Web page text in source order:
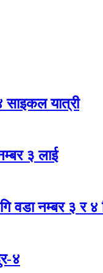
साइकल यात्री
३ लाई
वडा नम्बर ३ र ४
४